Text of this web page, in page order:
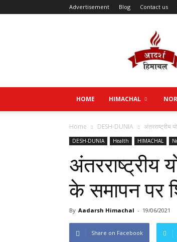
Advertisement Blog Contact us
HOME HIMACHAL
Home DESH-DUNIA अंतरराष्ट्रीय
DESH-DUNIA Health HIMACHAL
अंतरराष्ट्रीय
के समापन पर
By Aadarsh Himachal - 19/06/2021
Share on Facebook